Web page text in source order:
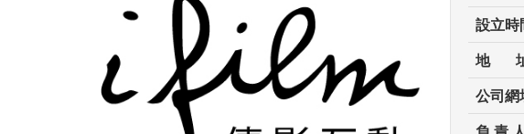
設立時
地 址
公司網